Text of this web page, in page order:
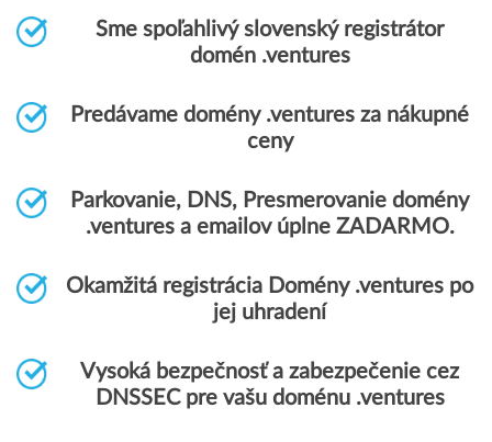
Sme spoľahlivý slovenský registrátor
domén .ventures
Predávame domény .ventures za nákupné
ceny
Parkovanie, DNS, Presmerovanie domény
.ventures a emailov úplne ZADARMO.
Okamžitá registrácia Domény .ventures po
jej uhradení
Vysoká bezpečnosť a zabezpečenie cez
DNSSEC pre vašu doménu .ventures